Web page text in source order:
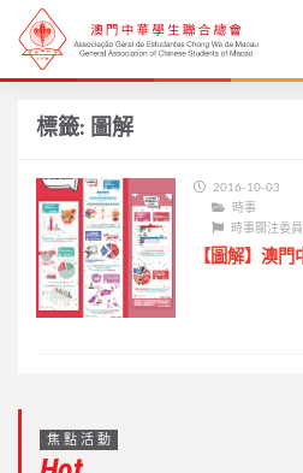
標籤: 圖解
2016-10-03
時事
時事關注委
【圖解】澳
焦點活動